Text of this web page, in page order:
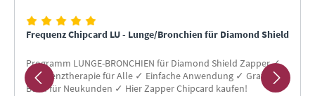
Frequenz Chipcard LU - Lunge/Bronchien für Diamond Shield
Programm LUNGE-BRONCHIEN für Diamond Shield Zapper ✓
Frequenztherapie für Alle ✓ Einfache Anwendung ✓ Gratis-
Buch für Neukunden ✓ Hier Zapper Chipcard kaufen!